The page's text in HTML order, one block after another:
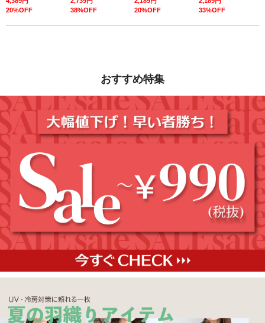
20%OFF
38%OFF
20%OFF
33%OFF
おすすめ特集